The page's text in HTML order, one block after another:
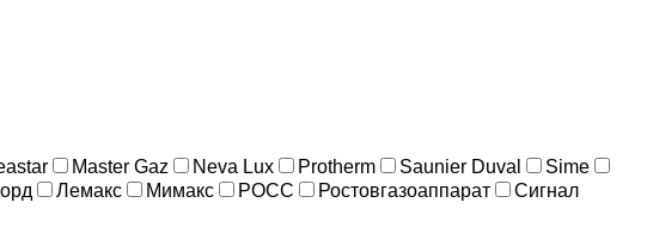
Master Gaz Neva Lux Protherm Saunier Duval
Sime
Лемакс Мимакс РОСС Ростовгазоаппарат
Сигнал